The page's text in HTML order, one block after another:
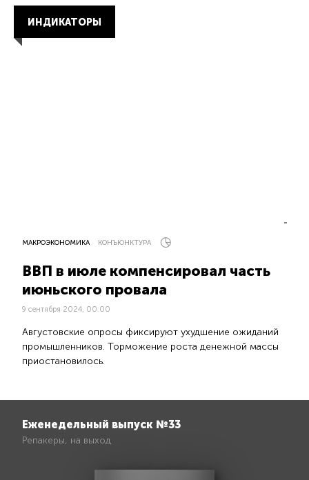
ИНДИКАТОРЫ
МАКРОЭКОНОМИКА КОНЪЮНКТУРА
ВВП в июле компенсировал часть
июньского провала
9 сентября 2024, 00:00
Августовские опросы фиксируют ухудшение ожиданий
промышленников. Торможение роста денежной массы
приостановилось.
Еженедельный выпуск №33
Репакеры, на выход